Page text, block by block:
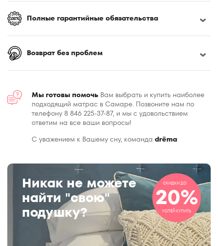
Полные гарантийные обязательства
Возврат без проблем
Мы готовы помочь Вам выбрать и купить наиболее
подходящий матрас в Самаре. Позвоните нам по
телефону 8 846 225-37-87, и мы с удовольствием
ответим на все ваши вопросы!
С уважением к Вашему сну, команда drёma
Никак не можете
найти "свою"
подушку?
СКИДКИ ДО
20%
УСПЕЙ КУПИТЬ